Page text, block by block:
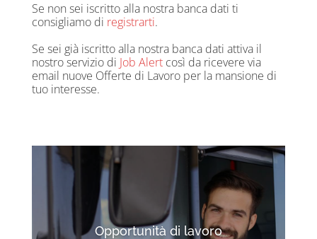
Se non sei iscritto alla nostra banca dati ti
consigliamo di registrarti.
Se sei già iscritto alla nostra banca dati attiva il
nostro servizio di Job Alertcosì da ricevere via
email nuove Offerte di Lavoro per la mansione di
tuo interesse.
Opportunità di lavoro